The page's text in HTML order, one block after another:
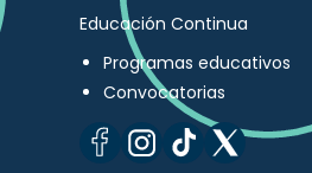
Educación Continua
Programas educativos
Convocatorias